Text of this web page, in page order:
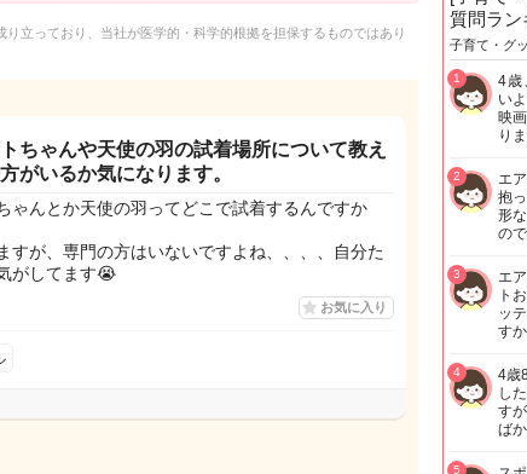
立っており、当社が医学的・科学的根拠を担保するものではあり
ちゃんや天使の羽の試着場所について教え
がいるか気になります。
ゃんとか天使の羽ってどこで試着するんですか
すが、専門の方はいないですよね、、、、自分た
がしてます😭
お気に入り
質問ラン
子育て・グ
4歳
い
映
り
1
エ
抱
形
の
2
エ
ト
ッ
す
3
4歳
し
す
ば
4
5